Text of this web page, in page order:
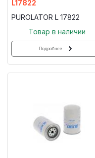
L17822
PUROLATOR L 17822
Товар в наличии
Подробнее